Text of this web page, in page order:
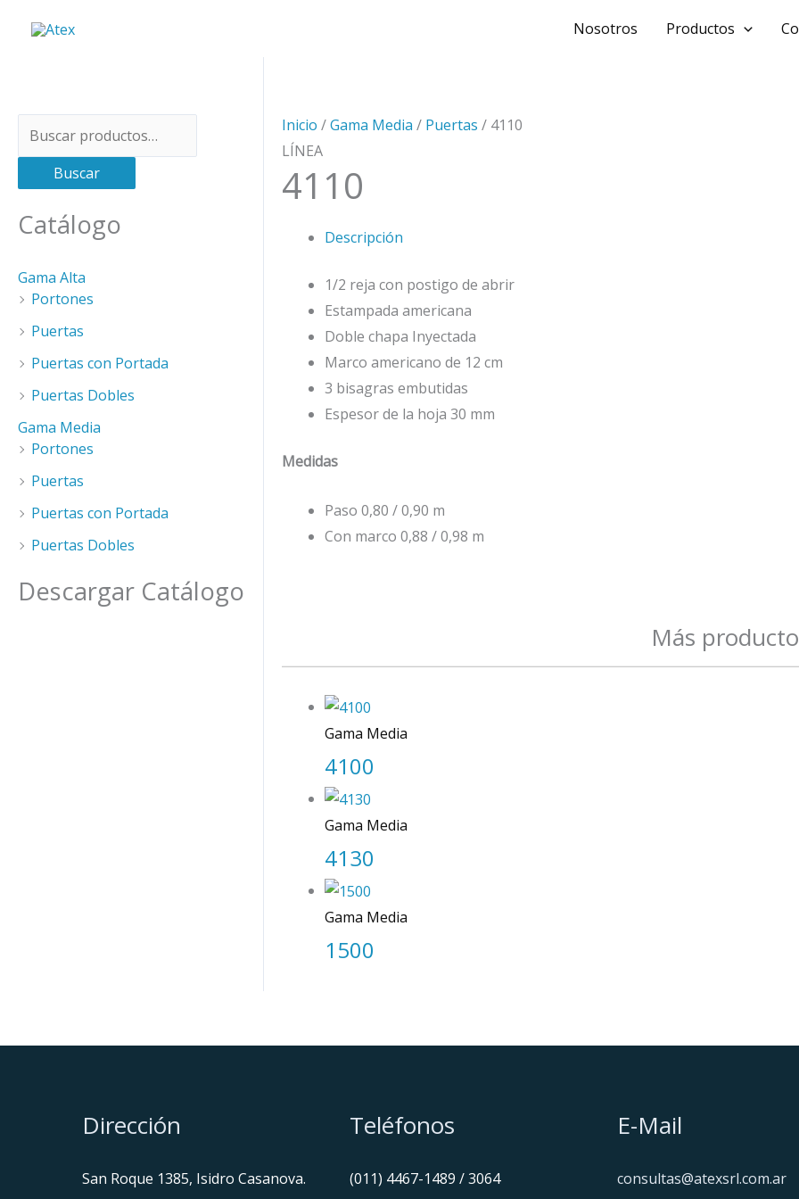
Nosotros Productos
u
s
c
r
p
o
r
Buscar
Catálogo
Gama Alta
Portones
Puertas
Puertas con Portada
Puertas Dobles
Gama Media
Portones
Puertas
Puertas con Portada
Puertas Dobles
Descargar Catálogo
Inicio /Gama Media / Puertas / 4110
LÍNEA
4110
Descripción
1/2 reja con postigo de abrir
Estampada americana
Doble chapa Inyectada
Marco americano de 12 cm
3 bisagras embutidas
Espesor de la hoja 30 mm
Medidas
Paso 0,80 / 0,90 m
Con marco 0,88 / 0,98 m
Más
Gama Media
4100
Gama Media
4130
Gama Media
1500
Dirección
San Roque 1385, Isidro Casanova.
Teléfonos
(011) 4467-1489 / 3064
E-Mail
consultas@atexsrl.com.ar